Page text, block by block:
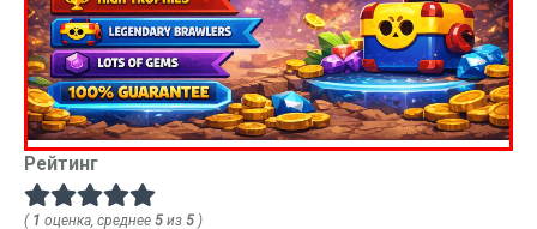
Рейтинг
( 1 оценка, среднее 5 из 5 )